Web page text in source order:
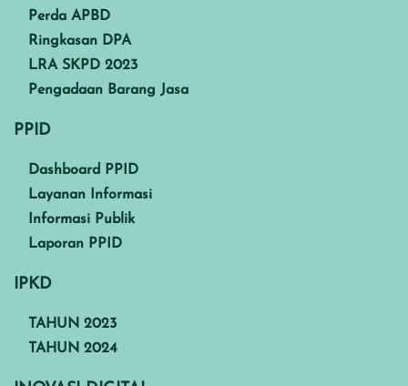
Perda APBD
Ringkasan DPA
LRA SKPD 2023
Pengadaan Barang Jasa
PPID
Dashboard PPID
Layanan Informasi
Informasi Publik
Laporan PPID
IPKD
TAHUN 2023
TAHUN 2024